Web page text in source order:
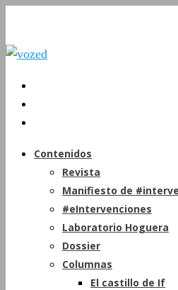
Contenidos
Revista
Manifiesto de
#eIntervenciones
Laboratorio Hoguera
Dossier
Columnas
El castillo de If